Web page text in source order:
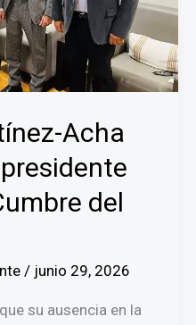
Acha
del
/ junio 29, 2026
su ausencia en la